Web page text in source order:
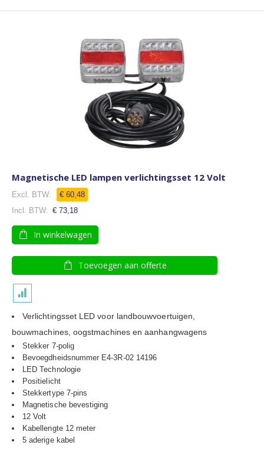
Magnetische LED lampen verlichtingsset 12 Volt
€ 60,48
€ 73,18
In winkelwagen
Toevoegen aan offerte
Verlichtingsset LED voor landbouwvoertuigen,
bouwmachines, oogstmachines en aanhangwagens
Stekker 7-polig
Bevoegdheidsnummer E4-3R-02 14196
LED Technologie
Positielicht
Stekkertype 7-pins
Magnetische bevestiging
12 Volt
Kabellengte 12 meter
5 aderige kabel